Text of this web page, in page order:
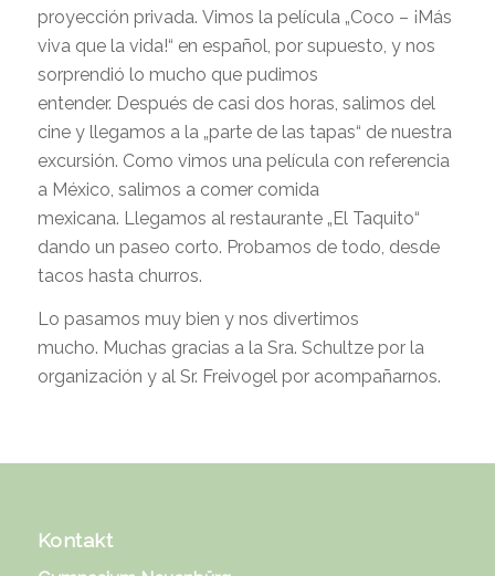
proyección privada. Vimos la película „Coco – ¡Más
viva que la vida!“ en español, por supuesto, y nos
sorprendió lo mucho que pudimos
entender. Después de casi dos horas, salimos del
cine y llegamos a la „parte de las tapas“ de nuestra
excursión. Como vimos una película con referencia
a México, salimos a comer comida
mexicana. Llegamos al restaurante „El Taquito“
dando un paseo corto. Probamos de todo, desde
tacos hasta churros.
Lo pasamos muy bien y nos divertimos
mucho. Muchas gracias a la Sra. Schultze por la
organización y al Sr. Freivogel por acompañarnos.
Kontakt